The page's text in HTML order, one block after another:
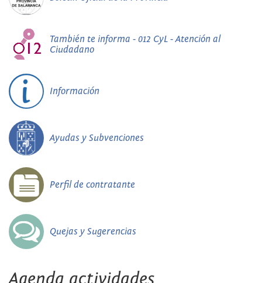
También te informa - 012 CyL - Atención al
Ciudadano
Información
Ayudas y Subvenciones
Perfil de contratante
Quejas y Sugerencias